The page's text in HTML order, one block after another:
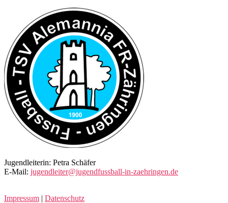
Jugendleiterin: Petra Schäfer
E-Mail: jugendleiter@jugendfussball-in-zaehringen.de
Impressum | Datenschutz